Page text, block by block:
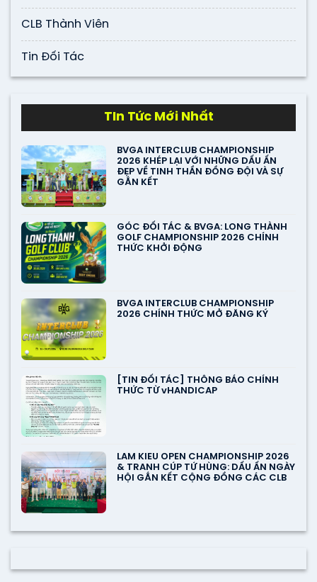
CLB Thành Viên
Tin Đối Tác
TIn Tức Mới Nhất
BVGA INTERCLUB CHAMPIONSHIP
2026 KHÉP LẠI VỚI NHỮNG DẤU ẤN
ĐẸP VỀ TINH THẦN ĐỒNG ĐỘI VÀ SỰ
GẮN KẾT
GÓC ĐỐI TÁC & BVGA: LONG THÀNH
GOLF CHAMPIONSHIP 2026 CHÍNH
THỨC KHỞI ĐỘNG
BVGA INTERCLUB CHAMPIONSHIP
2026 CHÍNH THỨC MỞ ĐĂNG KÝ
[TIN ĐỐI TÁC] THÔNG BÁO CHÍNH
THỨC TỪ vHANDICAP
LAM KIEU OPEN CHAMPIONSHIP 2026
& TRANH CÚP TỨ HÙNG: DẤU ẤN NGÀY
HỘI GẮN KẾT CỘNG ĐỒNG CÁC CLB